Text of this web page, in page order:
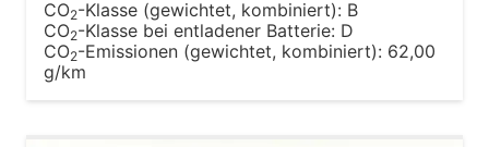
CO2-Klasse (gewichtet, kombiniert): B
CO2-Klasse bei entladener Batterie: D
CO2-Emissionen (gewichtet, kombiniert): 62,00
g/km